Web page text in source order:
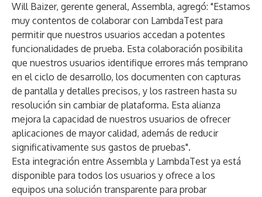
Will Baizer, gerente general, Assembla, agregó: "Estamos
muy contentos de colaborar con LambdaTest para
permitir que nuestros usuarios accedan a potentes
funcionalidades de prueba. Esta colaboración posibilita
que nuestros usuarios identifique errores más temprano
en el ciclo de desarrollo, los documenten con capturas
de pantalla y detalles precisos, y los rastreen hasta su
resolución sin cambiar de plataforma. Esta alianza
mejora la capacidad de nuestros usuarios de ofrecer
aplicaciones de mayor calidad, además de reducir
significativamente sus gastos de pruebas".
Esta integración entre Assembla y LambdaTest ya está
disponible para todos los usuarios y ofrece a los
equipos una solución transparente para probar